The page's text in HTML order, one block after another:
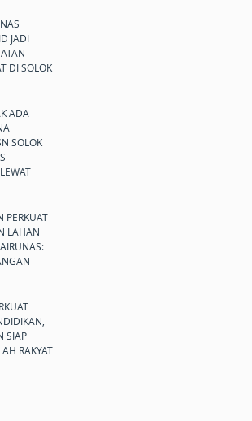
JADI
DI SOLOK
ADA
SOLOK
PERKUAT
LAHAN
SIAP
RAKYAT